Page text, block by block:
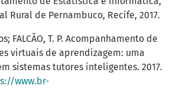
Rural de Pernambuco, Recife, 2017.
FALCÃO, T. P. Acompanhamento de
virtuais de aprendizagem: uma
sistemas tutores inteligentes. 2017.
www.br-